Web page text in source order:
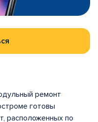
ремонт
готовы
расположенных по